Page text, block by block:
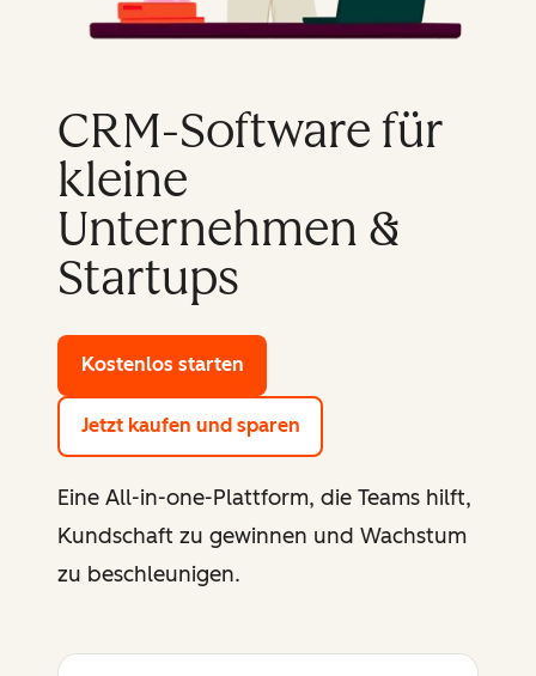
CRM-Software für
kleine
Unternehmen &
Startups
Kostenlos starten
Jetzt kaufen und sparen
Eine All-in-one-Plattform, die Teams hilft,
Kundschaft zu gewinnen und Wachstum
zu beschleunigen.